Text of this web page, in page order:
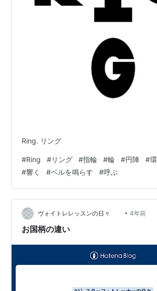
Ring. リング
#Ring #リング #指輪 #輪 #円陣 #環
#響く #ベルを鳴らす #呼ぶ
ヴォイトレレッスンの日々 • 4年前
お国柄の違い